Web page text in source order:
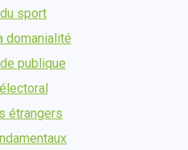
sport
domanialité
publique
étrangers